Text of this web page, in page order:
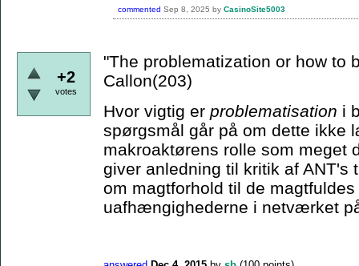
commented Sep 8, 2025 by CasinoSite5003
+2
votes
"The problematization or how to
Callon(203)
Hvor vigtig er problematisation i
spørgsmål går på om dette ikke
makroaktørens rolle som meget
giver anledning til kritik af ANT's
om magtforhold til de
uafhængighederne i netværket